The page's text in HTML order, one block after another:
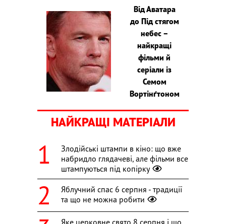
Від Аватара
до Під стягом
небес –
найкращі
фільми й
серіали із
Семом
Вортінґтоном
НАЙКРАЩІ МАТЕРІАЛИ
Злодійські штампи в кіно: що вже
набридло глядачеві, але фільми все
штампуються під копірку
Яблучний спас 6 серпня - традиції
та що не можна робити
Яке церковне свято 8 серпня і що